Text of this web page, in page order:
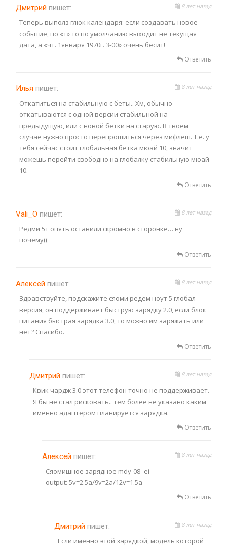
Дмитрий пишет: 8 лет назад
Теперь выполз глюк календаря: если создавать новое
событие, по «+» то по умолчанию выходит не текущая
дата, а «чт. 1января 1970г. 3-00» очень бесит!
Ответить
Илья пишет: 8 лет назад
Откатиться на стабильную с беты.. Хм, обычно
откатываются с одной версии стабильной на
предыдущую, или с новой бетки на старую. В твоем
случае нужно просто перепрошиться через мифлеш. Т.е. у
тебя сейчас стоит глобальная бетка мюай 10, значит
можешь перейти свободно на глобалку стабильную мюай
10.
Ответить
Vali_O пишет: 8 лет назад
Редми 5+ опять оставили скромно в сторонке… ну
почему((
Ответить
Алексей пишет: 8 лет назад
Здравствуйте, подскажите сяоми редем ноут 5 глобал
версия, он поддерживает быструю зарядку 2.0, если блок
питания быстрая зарядка 3.0, то можно им заряжать или
нет? Спасибо.
Ответить
Дмитрийпишет: 8 лет назад
Квик чардж 3.0 этот телефон точно не поддерживает.
Я бы не стал рисковать.. тем более не указано каким
именно адаптером планируется зарядка.
Ответить
Алексейпишет: 8 лет назад
Сяомишное зарядное mdy-08 -ei
output: 5v=2.5a/9v=2a/12v=1.5a
Ответить
Дмитрий пишет: 8 лет назад
Если именно этой зарядкой, модель которой